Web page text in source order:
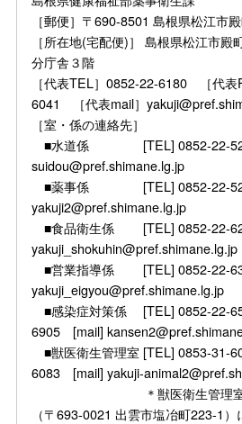
［郵便］〒690-8501 島根県松江市
［所在地(宅配便)］ 島根県松江市殿
分庁舎３階
［代表TEL］0852-22-6180 ［代
6041 ［代表mail］
［室・係の連絡先］
■水道係 [TEL] 0852-22-
suidou@pref.shimane.lg.jp
■薬事係 [TEL] 0852-22-
yakuji2@pref.shimane.lg.jp
■食品衛生係 [TEL] 0852-22-
yakuji_shokuhin@pref.shimane.lg.jp
■営業指導係 [TEL] 0852-22-
yakuji_eigyou@pref.shimane.lg.jp
■感染症対策係 [TEL] 0852-22-
6905 [mail]
■獣医衛生管理室 [TEL] 0853-31-
6083 [mail] yakuji-
＊獣医衛生管理室は出
（〒693-0021 出雲市塩冶町223-1）